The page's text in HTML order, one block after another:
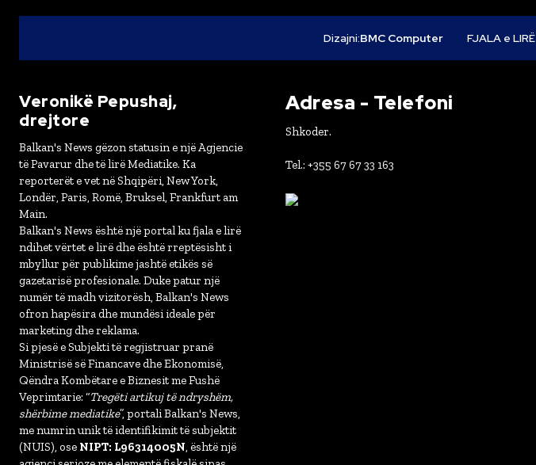
Dizajni:BMC Computer FJALA e LIRË
Veronikë Pepushaj,
drejtore
Balkan's News gëzon statusin e një Agjencie
të Pavarur dhe të lirë Mediatike. Ka
reporterët e vet në Shqipëri, New York,
Londër, Paris, Romë, Bruksel, Frankfurt am
Main.
Balkan's News është një portal ku fjala e lirë
ndihet vërtet e lirë dhe është rreptësisht i
mbyllur për publikime jashtë etikës së
gazetarisë profesionale. Duke patur një
numër të madh vizitorësh, Balkan's News
ofron hapësira dhe mundësi ideale për
marketing dhe reklama.
Si pjesë e Subjekti të regjistruar pranë
Ministrisë së Financave dhe Ekonomisë,
Qëndra Kombëtare e Biznesit me Fushë
Veprimtarie: “Tregëti artikuj të ndryshëm,
shërbime mediatike”, portali Balkan's News,
me numrin unik të identifikimit të subjektit
(NUIS), ose NIPT: L96314005N, është një
Adresa - Telefoni
Shkoder.
Tel.: +355 67 67 33 163